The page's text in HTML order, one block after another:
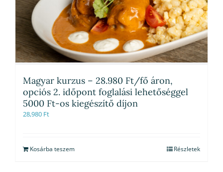
Magyar kurzus – 28.980 Ft/fő áron,
opciós 2. időpont foglalási lehetőséggel
5000 Ft-os kiegészítő díjon
28,980 Ft
Kosárba teszem Részletek